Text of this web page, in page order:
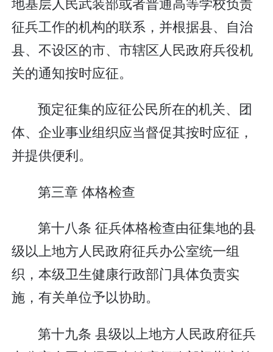
征兵工作的机构的联系，并根据县、自治
县、不设区的市、市辖区人民政府兵役机
关的通知按时应征。
预定征集的应征公民所在的机关、团
体、企业事业组织应当督促其按时应征，
并提供便利。
第三章 体格检查
第十八条 征兵体格检查由征集地的县
级以上地方人民政府征兵办公室统一组
织，本级卫生健康行政部门具体负责实
施，有关单位予以协助。
第十九条 县级以上地方人民政府征兵